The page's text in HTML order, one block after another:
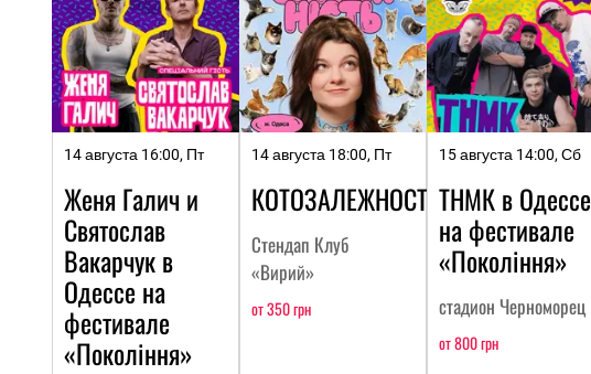
14 августа 16:00, Пт
Женя Галич и
Святослав
Вакарчук в
Одессе на
фестивале
«Покоління»
14 августа 18:00, Пт
КОТОЗАЛЕЖНОСТЬ
Стендап Клуб
«Вирий»
от 350 грн
15 августа 14:00, Сб
ТНМК в Одессе
на фестивале
«Покоління»
стадион Черноморец
от 800 грн